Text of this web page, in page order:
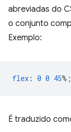
abreviadas do
o conjunto
Exemplo:
flex : 0 0 45%;
É traduzido